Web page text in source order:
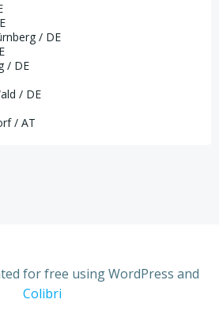
/ DE
/ DE
/ DE
/ AT
for free using WordPress and
Colibri